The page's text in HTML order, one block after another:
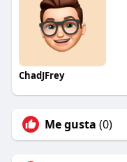
ChadJFrey
Me gusta (0)